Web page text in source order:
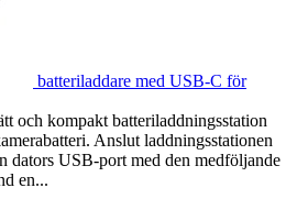
batteriladdare med USB-C för
och kompakt batteriladdningsstation
Anslut laddningsstationen
dators USB-port med den medföljande
en...